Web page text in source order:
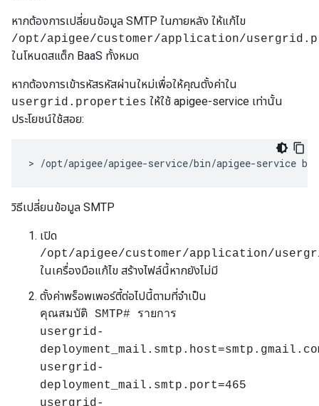
หากต้องการเปลี่ยนข้อมูล SMTP ในภายหลัง ให้แก้ไข
/opt/apigee/customer/application/
ในโหนดสแต็ก BaaS ทั้งหมด
หากต้องการเข้ารหัสรหัสผ่านใหม่เพื่อให้คุณตั้งค่าใน
usergrid.properties ให้ใช้ apigee-service เท่านั้น
ประโยชน์ใช้สอย:
> /opt/apigee/apigee-service/bin/apigee-service
วิธีเปลี่ยนข้อมูล SMTP
เปิด
/opt/apigee/customer/application/
ในเครื่องมือแก้ไข สร้างไฟล์นี้หากยังไม่มี
ตั้งค่าพร็อพเพอร์ตี้ต่อไปนี้ตามที่จำเป็น
คุณสมบัติ SMTP# รายการ
usergrid-
usergrid-
deployment_mail.smtp.port=465
usergrid-